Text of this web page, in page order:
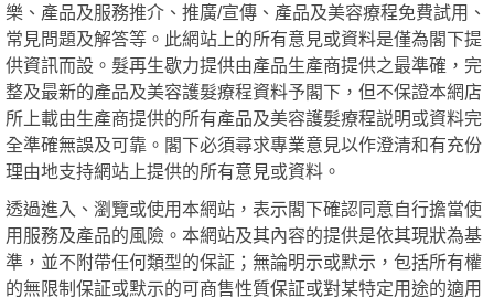
樂、產品及服務推介、推廣/宣傳、產品及美容療程免費試用、
常見問題及解答等。此網站上的所有意見或資料是僅為閣下提
供資訊而設。髮再生歇力提供由產品生產商提供之最準確，完
整及最新的產品及美容護髮療程資料予閣下，但不保證本網店
所上載由生產商提供的所有產品及美容護髮療程説明或資料完
全準確無誤及可靠。閣下必須尋求專業意見以作澄清和有充份
理由地支持網站上提供的所有意見或資料。
透過進入、瀏覽或使用本網站，表示閣下確認同意自行擔當使
用服務及產品的風險。本網站及其內容的提供是依其現狀為基
準，並不附帶任何類型的保証；無論明示或默示，包括所有權
的無限制保証或默示的可商售性質保証或對某特定用途的適用